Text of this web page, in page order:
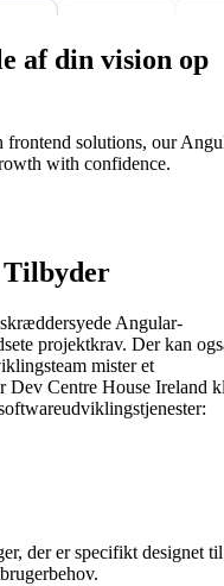
af din vision op
frontend solutions, our
with confidence.
Tilbyder
Angular-
projektkrav. Der kan
mister et
Dev Centre House Ireland
der er specifikt designet